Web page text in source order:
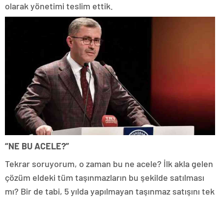
olarak yönetimi teslim ettik.
“NE BU ACELE?”
Tekrar soruyorum, o zaman bu ne acele? İlk akla gelen
çözüm eldeki tüm taşınmazların bu şekilde satılması
mı? Bir de tabi, 5 yılda yapılmayan taşınmaz satışını tek